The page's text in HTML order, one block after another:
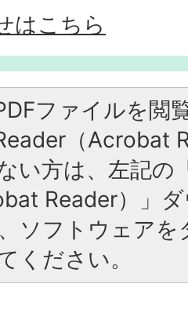
はこちら
ファイルを閲
（Acrobat
い方は、左記の
Reader）」
ソフトウェア
ください。